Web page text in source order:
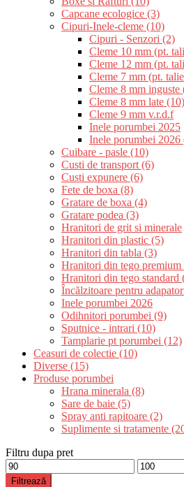
Capcane ecologice (3)
Cipuri-Inele-cleme (10)
Cipuri - Senzori (2)
Cleme 10 mm (pt.
Cleme 12 mm (pt.
Cleme 7 mm (pt.
Cleme 8 mm inguste
Cleme 8 mm late (10)
Cleme 9 mm v.r.d.f
Inele porumbei 2025
Inele porumbei 2026
Cuibare - pasle (10)
Custi de transport (6)
Custi expunere (6)
Fete de boxa (8)
Gratare de boxa (4)
Gratare podea (3)
Hranitori de grit si minerale
Hranitori din plastic (5)
Hranitori din tabla (3)
Hranitori din tego premium
Hranitori din tego standard
Încălzitoare pentru
Inele porumbei 2026
Odihnitori porumbei (9)
Sputnice - intrari (10)
Tamplarie pt porumbei (12)
Ceasuri de colectie (10)
Diverse (15)
Produse porumbei
Hrana minerala (8)
Sare de baie (5)
Spray anti rapitoare (2)
Suplimente si tratamente
Filtru dupa pret
Preț
minim
Preț
maxim
Filtrează